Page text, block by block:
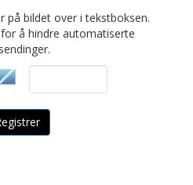
på bildet over i tekstboksen.
å hindre automatiserte